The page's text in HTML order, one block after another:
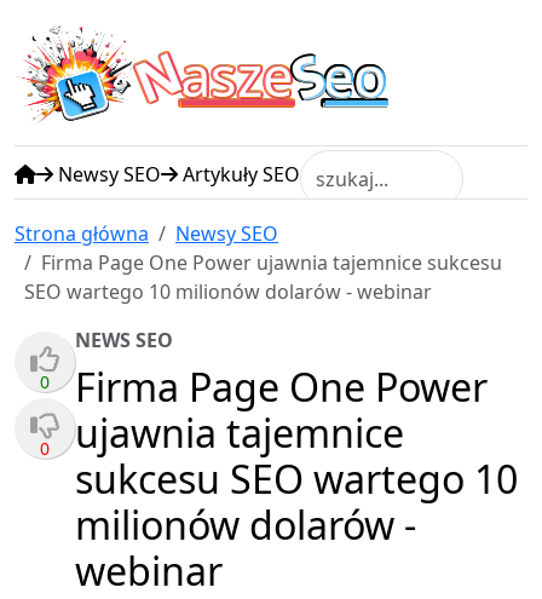
NaszeSeo
Newsy SEO Artykuły SEO
Strona główna
Newsy SEO
Firma Page One Power ujawnia tajemnice sukcesu
SEO wartego 10 milionów dolarów - webinar
0
0
NEWS SEO
Firma Page One Power
ujawnia tajemnice
sukcesu SEO wartego 10
milionów dolarów -
webinar